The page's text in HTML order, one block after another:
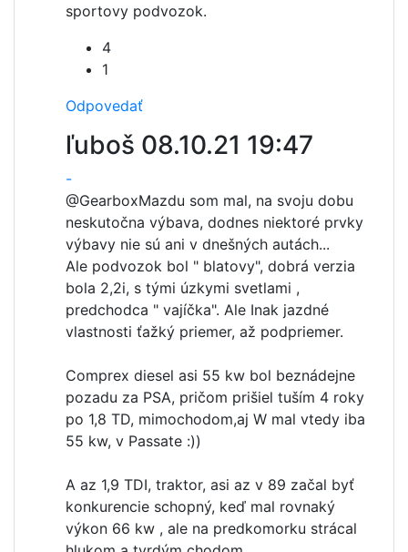
sportovy podvozok.
4
1
Odpovedať
ľuboš 08.10.21 19:47
-
@GearboxMazdu som mal, na svoju dobu
neskutočna výbava, dodnes niektoré prvky
výbavy nie sú ani v dnešných autách...
Ale podvozok bol " blatovy", dobrá verzia
bola 2,2i, s tými úzkymi svetlami ,
predchodca " vajíčka". Ale Inak jazdné
vlastnosti ťažký priemer, až podpriemer.
Comprex diesel asi 55 kw bol beznádejne
pozadu za PSA, pričom prišiel tuším 4 roky
po 1,8 TD, mimochodom,aj W mal vtedy iba
55 kw, v Passate :))
A az 1,9 TDI, traktor, asi az v 89 začal byť
konkurencie schopný, keď mal rovnaký
výkon 66 kw , ale na predkomorku strácal